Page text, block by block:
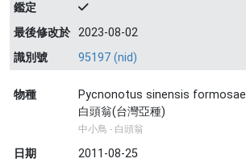
鑑定
最後修改於 2023-08-02
識別號
95197 (nid)
物種
Pycnonotus sinensis formosae
白頭翁(台灣亞種)
中小鳥 - 白頭翁
日期 2011-08-25